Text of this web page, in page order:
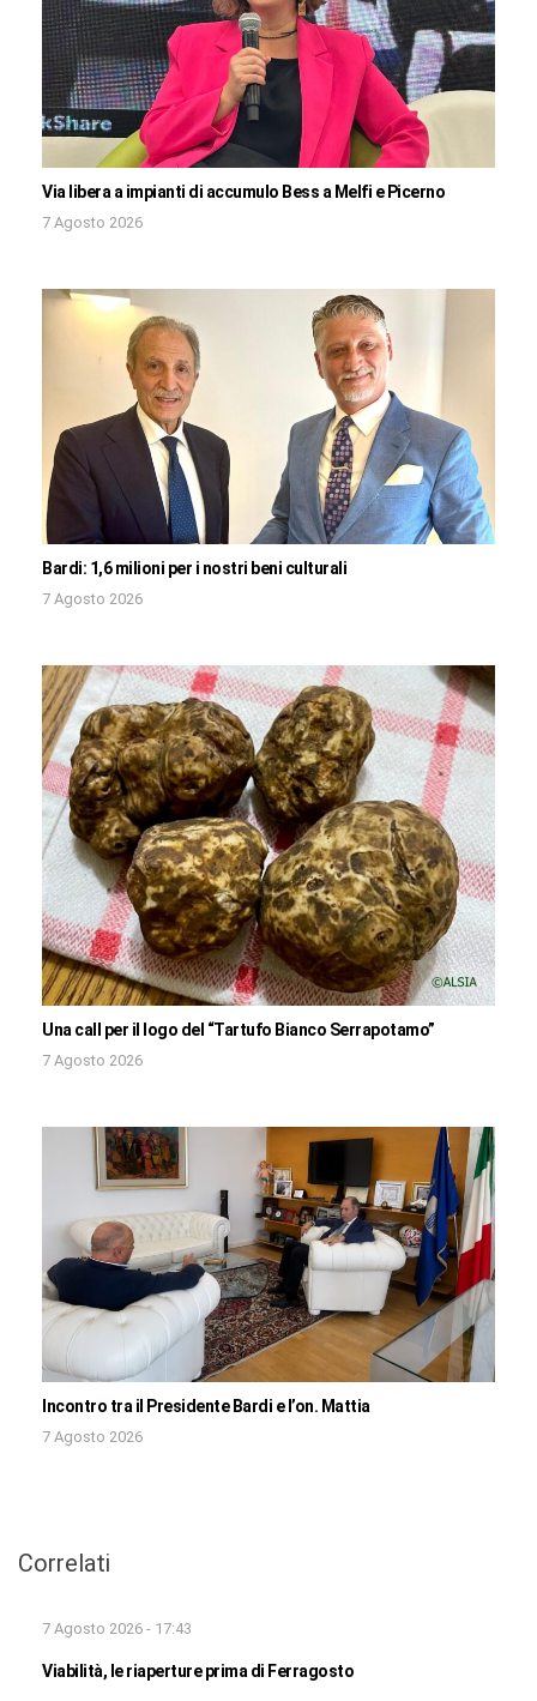
Via libera a impianti di accumulo Bess a Melfi e Picerno
7 Agosto 2026
Bardi: 1,6 milioni per i nostri beni culturali
7 Agosto 2026
Una call per il logo del “Tartufo Bianco Serrapotamo”
7 Agosto 2026
Incontro tra il Presidente Bardi e l’on. Mattia
7 Agosto 2026
Correlati
7 Agosto 2026 - 17:43
Viabilità, le riaperture prima di Ferragosto